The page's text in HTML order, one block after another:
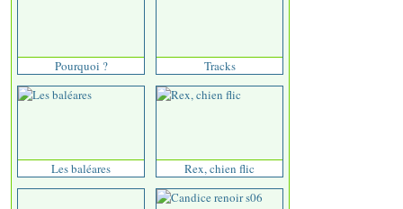
Pourquoi ? Tracks
Les baléares Rex, chien flic